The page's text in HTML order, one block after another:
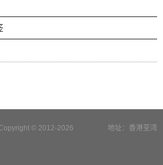
地址：香港荃湾
© 2012-2026